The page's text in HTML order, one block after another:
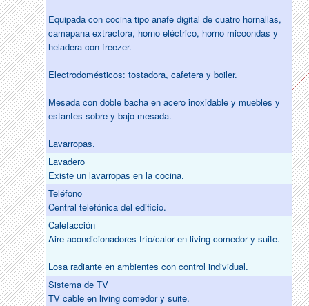
Equipada con cocina tipo anafe digital de cuatro hornallas,
camapana extractora, horno eléctrico, horno micoondas y
heladera con freezer.
Electrodomésticos: tostadora, cafetera y boiler.
Mesada con doble bacha en acero inoxidable y muebles y
estantes sobre y bajo mesada.
Lavarropas.
Lavadero
Existe un lavarropas en la cocina.
Teléfono
Central telefónica del edificio.
Calefacción
Aire acondicionadores frío/calor en living comedor y suite.
Losa radiante en ambientes con control individual.
Sistema de TV
TV cable en living comedor y suite.